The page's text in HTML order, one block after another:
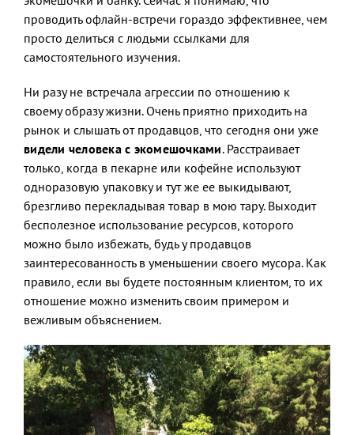
проводить офлайн-встречи гораздо эффективнее, чем
просто делиться с людьми ссылками для
самостоятельного изучения.
Ни разу не встречала агрессии по отношению к
своему образу жизни. Очень приятно приходить на
рынок и слышать от продавцов, что сегодня они уже
видели человека с экомешочками. Расстраивает
только, когда в пекарне или кофейне используют
одноразовую упаковку и тут же ее выкидывают,
брезгливо перекладывая товар в мою тару. Выходит
бесполезное использование ресурсов, которого
можно было избежать, будь у продавцов
заинтересованность в уменьшении своего мусора. Как
правило, если вы будете постоянным клиентом, то их
отношение можно изменить своим примером и
вежливым объяснением.